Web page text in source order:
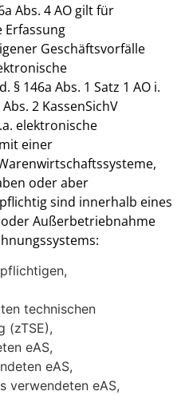
Abs. 4 AO gilt für
Erfassung
Geschäftsvorfälle
§ 146a Abs. 1 Satz 1 AO i.
2 KassenSichV
elektronische
einer
oder aber
sind innerhalb eines
Außerbetriebnahme
technischen
(zTSE),
eAS,
eAS,
verwendeten eAS,